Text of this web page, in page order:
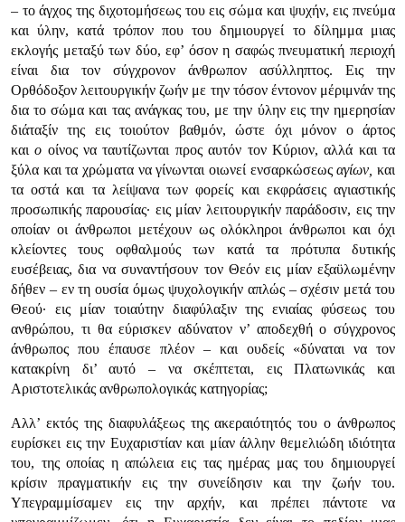
– το άγχος της διχοτομήσεως του εις σώμα και ψυχήν, εις πνεύμα
και ύλην, κατά τρόπον που του δημιουργεί το δίλημμα μιας
εκλογής μεταξύ των δύο, εφ’ όσον η σαφώς πνευματική περιοχή
είναι δια τον σύγχρονον άνθρωπον ασύλληπτος. Εις την
Ορθόδοξον λειτουργικήν ζωήν με την τόσον έντονον μέριμνάν της
δια το σώμα και τας ανάγκας του, με την ύλην εις την ημερησίαν
διάταξίν της εις τοιούτον βαθμόν, ώστε όχι μόνον ο άρτος
καιο οίνος να ταυτίζωνται προς αυτόν τον Κύριον, αλλά και τα
ξύλα και τα χρώματα να γίνωνται οιωνεί ενσαρκώσεωςαγίων,και
τα οστά και τα λείψανα των φορείς και εκφράσεις αγιαστικής
προσωπικής παρουσίας· εις μίαν λειτουργικήν παράδοσιν, εις την
οποίαν οι άνθρωποι μετέχουν ως ολόκληροι άνθρωποι και όχι
κλείοντες τους οφθαλμούς των κατά τα πρότυπα δυτικής
ευσέβειας, δια να συναντήσουν τον Θεόν εις μίαν εξαϋλωμένην
δήθεν – εν τη ουσία όμως ψυχολογικήν απλώς – σχέσιν μετά του
Θεού· εις μίαν τοιαύτην διαφύλαξιν της ενιαίας φύσεως του
ανθρώπου, τι θα εύρισκεν αδύνατον ν’ αποδεχθή ο σύγχρονος
άνθρωπος που έπαυσε πλέον – και ουδείς «δύναται να τον
κατακρίνη δι’ αυτό – να σκέπτεται, εις Πλατωνικάς και
Αριστοτελικάς ανθρωπολογικάς κατηγορίας;
Αλλ’ εκτός της διαφυλάξεως της ακεραιότητός του ο άνθρωπος
ευρίσκει εις την Ευχαριστίαν και μίαν άλλην θεμελιώδη ιδιότητα
του, της οποίας η απώλεια εις τας ημέρας μας του δημιουργεί
κρίσιν πραγματικήν εις την συνείδησιν και την ζωήν του.
Υπεγραμμίσαμεν εις την αρχήν, και πρέπει πάντοτε να